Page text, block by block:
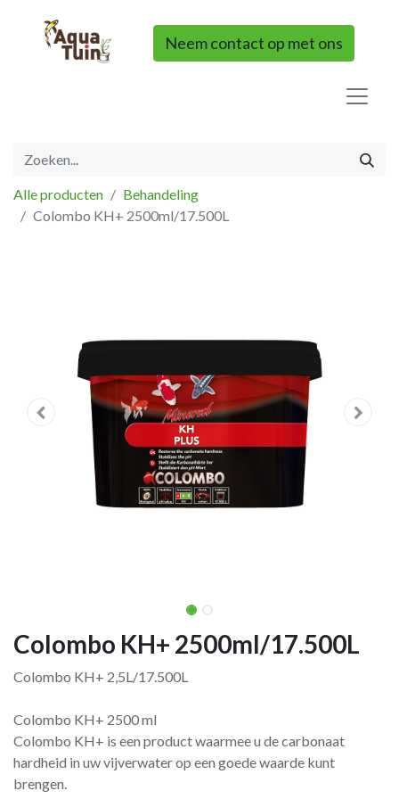
Neem contact op met ons
Alle producten
Behandeling
Colombo KH+ 2500ml/17.500L
Colombo KH+ 2500ml/17.500L
Colombo KH+ 2,5L/17.500L
Colombo KH+ 2500 ml
Colombo KH+ is een product waarmee u de carbonaat
hardheid in uw vijverwater op een goede waarde kunt
brengen.